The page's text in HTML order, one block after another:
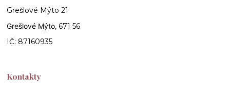
Grešlové Mýto 21
Grešlové Mýto, 671 56
IČ: 87160935
Kontakty